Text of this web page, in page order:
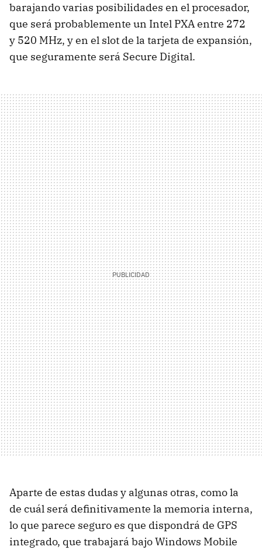
barajando varias posibilidades en el procesador,
que será probablemente un Intel PXA entre 272
y 520 MHz, y en el slot de la tarjeta de expansión,
que seguramente será Secure Digital.
Aparte de estas dudas y algunas otras, como la
de cuál será definitivamente la memoria interna,
lo que parece seguro es que dispondrá de GPS
integrado, que trabajará bajo Windows Mobile